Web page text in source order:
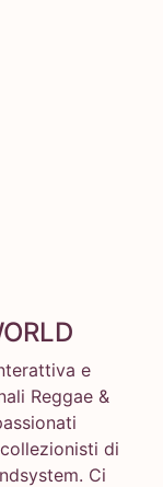
e
Reggae &
di
Ci